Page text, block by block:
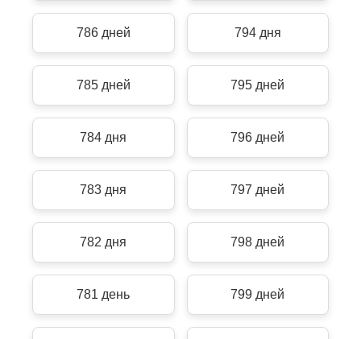
786 дней 794 дня
785 дней 795 дней
784 дня 796 дней
783 дня 797 дней
782 дня 798 дней
781 день 799 дней